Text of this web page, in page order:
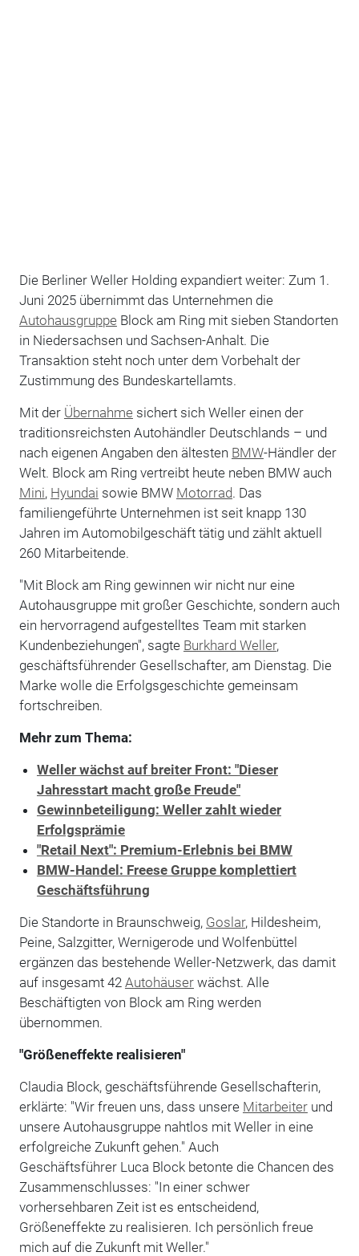
Die Berliner Weller Holding expandiert weiter: Zum 1.
Juni 2025 übernimmt das Unternehmen die
Autohausgruppe Block am Ring mit sieben Standorten
in Niedersachsen und Sachsen-Anhalt. Die
Transaktion steht noch unter dem Vorbehalt der
Zustimmung des Bundeskartellamts.
Mit der Übernahme sichert sich Weller einen der
traditionsreichsten Autohändler Deutschlands – und
nach eigenen Angaben den ältesten BMW-Händler der
Welt. Block am Ring vertreibt heute neben BMW auch
Mini, Hyundai sowie BMW Motorrad. Das
familiengeführte Unternehmen ist seit knapp 130
Jahren im Automobilgeschäft tätig und zählt aktuell
260 Mitarbeitende.
"Mit Block am Ring gewinnen wir nicht nur eine
Autohausgruppe mit großer Geschichte, sondern auch
ein hervorragend aufgestelltes Team mit starken
Kundenbeziehungen", sagte Burkhard Weller,
geschäftsführender Gesellschafter, am Dienstag. Die
Marke wolle die Erfolgsgeschichte gemeinsam
fortschreiben.
Mehr zum Thema:
Weller wächst auf breiter Front: "Dieser
Jahresstart macht große Freude"
Gewinnbeteiligung: Weller zahlt wieder
Erfolgsprämie
"Retail Next": Premium-Erlebnis bei BMW
BMW-Handel: Freese Gruppe komplettiert
Geschäftsführung
Die Standorte in Braunschweig, Goslar, Hildesheim,
Peine, Salzgitter, Wernigerode und Wolfenbüttel
ergänzen das bestehende Weller-Netzwerk, das damit
auf insgesamt 42 Autohäuserwächst. Alle
Beschäftigten von Block am Ring werden
übernommen.
"Größeneffekte realisieren"
Claudia Block, geschäftsführende Gesellschafterin,
erklärte: "Wir freuen uns, dass unsere Mitarbeiterund
unsere Autohausgruppe nahtlos mit Weller in eine
erfolgreiche Zukunft gehen." Auch
Geschäftsführer Luca Block betonte die Chancen des
Zusammenschlusses: "In einer schwer
vorhersehbaren Zeit ist es entscheidend,
Größeneffekte zu realisieren. Ich persönlich freue
mich auf die Zukunft mit Weller."